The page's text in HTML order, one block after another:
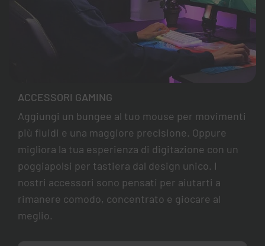
ACCESSORI GAMING
Aggiungi un bungee al tuo mouse per movimenti
più fluidi e una maggiore precisione. Oppure
migliora la tua esperienza di digitazione con un
poggiapolsi per tastiera dal design unico. I
nostri accessori sono pensati per aiutarti a
rimanere comodo, concentrato e giocare al
meglio.